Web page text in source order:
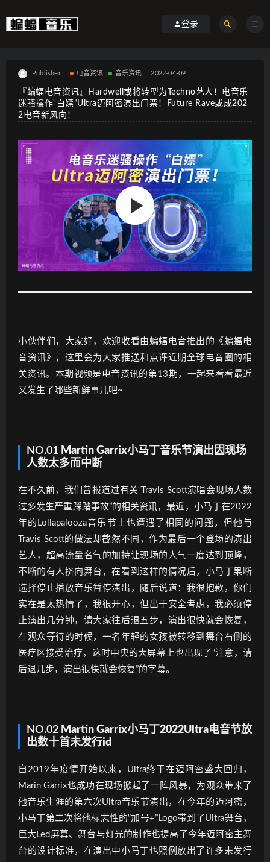
登录
Publisher 电音资讯 音乐资讯 2022-04-09
『蝙蝠电音资讯』Hardwell或将转型为Techno艺人！电音乐
迷骚操作“白嫖”Ultra迈阿密演出门票！Future Rave或成202
2电音新风向！
小伙伴们，大家好，欢迎收看由蝙蝠电音推出的《蝙蝠电
音资讯》，这里会为大家推送和点评近期全球电音圈的相
关资讯。本期视频是电音资讯的第13期，一起来看看最近
又发生了哪些新鲜事儿吧~
NO.01 Martin Garrix小马丁音乐节演出 因现场
人数太多而中断
在不久前，我们曾报道过有关“Travis Scott演唱会现场人数
过多发生严重踩踏事故”的相关资讯，最近，小马丁在2022
年的Lollapalooza音乐节上也遭遇了相同的问题，但他与
Travis Scott的做法却截然不同，作为最后一个登场的演出
艺人，超高流量名气的加持让现场的人气一度达到顶峰，
不断的有人挤向舞台，在看到这样的情况后，小马丁果断
选择停止播放音乐暂停演出，随后说道：我很抱歉，你们
实在是太热情了，我很开心，但出于安全考虑，我必须停
止演出几分钟，请大家往后退五步，演出很快就会恢复，
在观众等待的时候，一名年轻的女孩被转移到舞台右侧的
医疗区接受治疗，这时中央的大屏幕上也出现了“注意，请
后退几步，演出很快就会恢复”的字幕。
NO.02 Martin Garrix小马丁2022Ultra电音节放
出数十首未发行id
自2019年疫情开始以来，Ultra终于在迈阿密盛大回归，
Marin Garrix也成功在现场掀起了一阵风暴，为观众带来了
他音乐生涯的第六次Ultra音乐节演出，在今年的迈阿密，
小马丁第二次将他标志性的“加号+”Logo带到了Ultra舞台，
巨大Led屏幕、舞台与灯光的制作也提高了今年迈阿密主舞
台的设计标准，在演出中小马丁也照例放出了许多未发行